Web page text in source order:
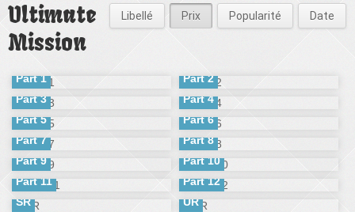
Libellé
Prix Popularité Date
Ultimate
Mission
Part 1
Part 2
Part 3
Part 4
Part 5
Part 6
Part 7
Part 8
Part 9
Part 10
Part 11
Part 12
SR
UR